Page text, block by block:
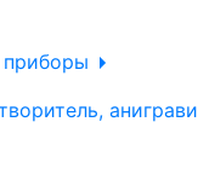
приборы